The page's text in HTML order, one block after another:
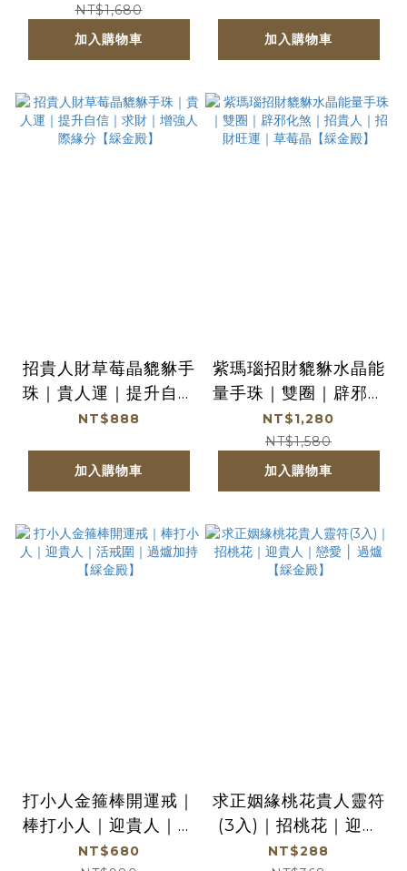
NT$1,680
加入購物車
加入購物車
招貴人財草莓晶貔貅手
珠｜貴人運｜提升自信
｜求財｜增強人際緣分
NT$888
加入購物車
紫瑪瑙招財貔貅水晶能
量手珠｜雙圈｜辟邪化
煞｜招貴人｜招財旺運
｜草莓晶【綵金殿】
NT$1,280
NT$1,580
加入購物車
打小人金箍棒開運戒｜
棒打小人｜迎貴人｜活
戒圍｜過爐加持【綵金
NT$680
求正姻緣桃花貴人靈符
(3入)｜招桃花｜迎貴
人｜戀愛 │ 過爐【綵
NT$288